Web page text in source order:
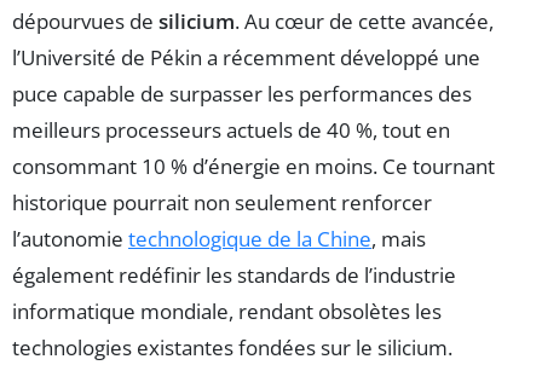
dépourvues de silicium. Au cœur de cette avancée,
l’Université de Pékin a récemment développé une
puce capable de surpasser les performances des
meilleurs processeurs actuels de 40 %, tout en
consommant 10 % d’énergie en moins. Ce tournant
historique pourrait non seulement renforcer
l’autonomie technologique de la Chine, mais
également redéfinir les standards de l’industrie
informatique mondiale, rendant obsolètes les
technologies existantes fondées sur le silicium.